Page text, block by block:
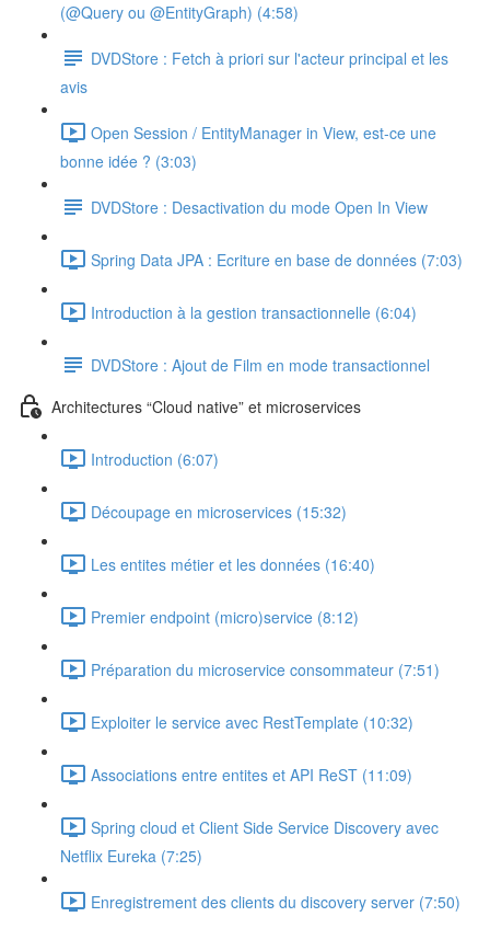
(@Query ou @EntityGraph) (4:58)
DVDStore : Fetch à priori sur l'acteur principal et les
avis
Open Session / EntityManager in View, est-ce une
bonne idée ? (3:03)
DVDStore : Desactivation du mode Open In View
Spring Data JPA : Ecriture en base de données (7:03)
Introduction à la gestion transactionnelle (6:04)
DVDStore : Ajout de Film en mode transactionnel
Architectures “Cloud native” et microservices
Introduction (6:07)
Découpage en microservices (15:32)
Les entites métier et les données (16:40)
Premier endpoint (micro)service (8:12)
Préparation du microservice consommateur (7:51)
Exploiter le service avec RestTemplate (10:32)
Associations entre entites et API ReST (11:09)
Spring cloud et Client Side Service Discovery avec
Netflix Eureka (7:25)
Enregistrement des clients du discovery server (7:50)